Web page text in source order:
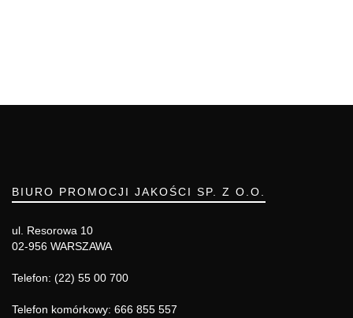
BIURO PROMOCJI JAKOŚCI SP. Z O.O.
ul. Resorowa 10
02-956 WARSZAWA
Telefon: (22) 55 00 700
Telefon komórkowy: 666 855 557